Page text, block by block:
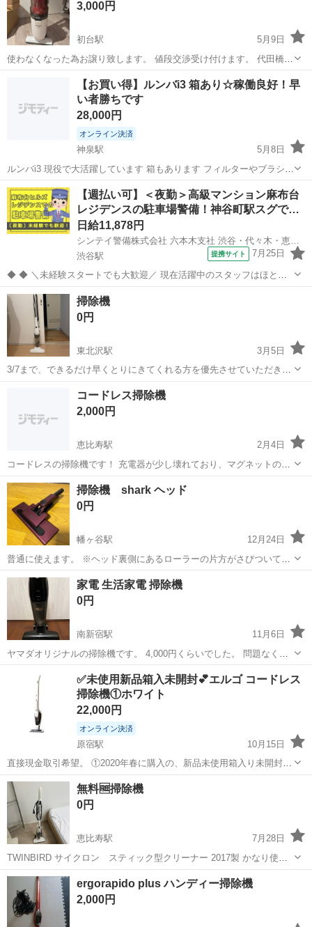
3,000円
初台駅
5月9日
使わなくなった為お譲り致します。 値段交渉受け付けます。 代田橋駅
近くに取りに来れる方限定です。 使用頻度が少なかった為綺麗です。
ゴミ捨ても簡単で使い勝手良い掃除機になります。 5/20頃引き渡し予
定です。 問い合わせが多...
初台駅 生活家電 Panasonic
【お買い得】ルンバi3 箱あり☆稼働良好！早
い者勝ちです
28,000円
オンライン決済
神泉駅
5月8日
ルンバi3 現役で大活躍しています 箱もあります フィルターやブラシも
いくつか 予備が買ってあるのでおつけします スケジュール登録もでき
ます スマホに接続して状況を把握できます 毎日元気に働いてくれてい
ます 引っ越しで狭い...
東京 渋谷区 神泉駅 生活家電 ルンバ
【週払い可】＜夜勤＞高級マンション麻布台
レジデンスの駐車場警備！神谷町駅スグで…
日給11,878円
シンテイ警備株式会社 六本木支社 渋谷・代々木・恵比寿(24)エリア/A3203200117
渋谷駅
提携サイト 7月25日
◆ ◆ ＼未経験スタートでも大歓迎／ 現在活躍中のスタッフはほとん
どが未経験の方！ 20代～50歳の方が活躍しています♪ 研修制度がきっ
ちり整っているから 警備についてもイチから学べます★ ＼入社祝い金
総額5万円／支...
東京 渋谷区 渋谷駅
掃除機
0円
東北沢駅
3月5日
3/7まで、できるだけ早くとりにきてくれる方を優先させていただきま
す。 よろしくおねがいします。
東北沢駅 生活家電
コードレス掃除機
2,000円
恵比寿駅
2月4日
コードレスの掃除機です！ 充電器が少し壊れており、マグネットのみ
で引っ付きます。
東京 渋谷区 恵比寿駅
掃除機 shark ヘッド
0円
幡ヶ谷駅
12月24日
普通に使えます。 ※ヘッド裏側にあるローラーの片方がさびついてお
り、回りが渋いです。 幡ヶ谷駅周辺でお渡しします。
東京 渋谷区 幡ヶ谷駅 生活家電
家電 生活家電 掃除機
0円
南新宿駅
11月6日
ヤマダオリジナルの掃除機です。 4,000円くらいでした。 問題なく使
用できますが、使ってなかったので 出品いたします。
南新宿駅 生活家電 ヤマダ
✅未使用新品箱入未開封💕エルゴ コードレス
掃除機①ホワイト
22,000円
オンライン決済
原宿駅
10月15日
直接現金取引希望。 ①2020年春に購入の、新品未使用箱入り未開封の
ままのエルゴです。定価は約29,800円位です。 購入して配送されたま
まの状態で保管していました。 あまりに箱が厳重に梱包されていたの
で、開けるのが大変で...
東京 渋谷区 原宿駅 生活家電
無料🆓掃除機
0円
恵比寿駅
7月28日
TWINBIRD サイクロン スティック型クリーナー 2017製 かなり使用
感あり、中のフィルター等しっかりと掃除しきれない部分があります
ので、無料でお譲りいたします。
東京 渋谷区 TWINBIRD
ergorapido plus ハンディー掃除機
2,000円